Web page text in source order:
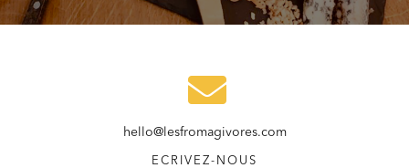
hello@lesfromagivores.com
ECRIVEZ-NOUS